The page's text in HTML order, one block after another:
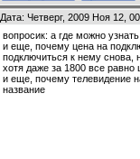
Дата: Четверг, 2009 Ноя 12,
вопросик: а где можно
и еще, почему цена на
подключиться к нему снова,
хотя даже за 1800 все равно
и еще, почему телевидение
название